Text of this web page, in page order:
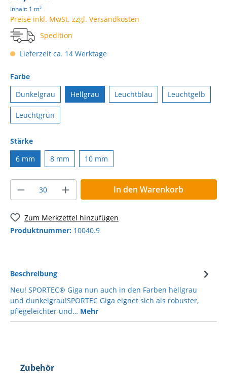
Inhalt: 1 m²
Preise inkl. MwSt. zzgl. Versandkosten
Spedition
Lieferzeit ca. 14 Werktage
Farbe
Dunkelgrau
Hellgrau Leuchtblau Leuchtgelb
Leuchtgrün
Stärke
6 mm
8 mm 10 mm
In den Warenkorb
Zum Merkzettel hinzufügen
Produktnummer: 10040.9
Beschreibung
Neu! SPORTEC® Giga nun auch in den Farben hellgrau
und dunkelgrau!SPORTEC Giga eignet sich als robuster,
pflegeleichter und… Mehr
Zubehör